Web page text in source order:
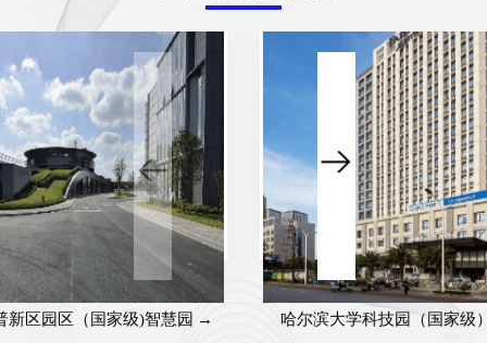
新区园区（国家级)智慧园 → 哈尔滨大学科技园（国家级